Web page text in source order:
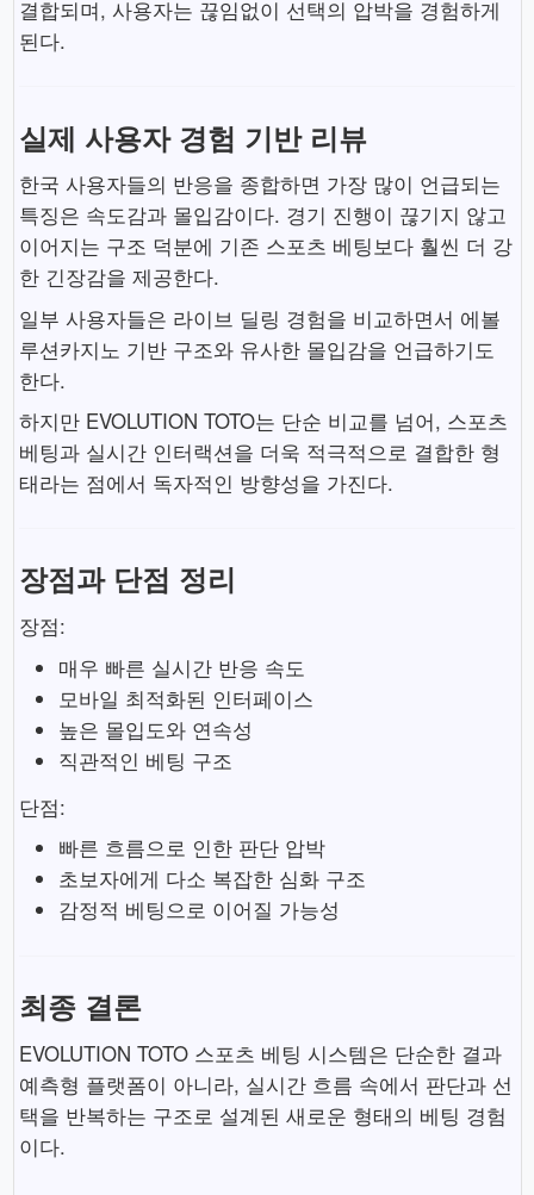
결합되며, 사용자는 끊임없이 선택의 압박을 경험하게
된다.
실제 사용자 경험 기반 리뷰
한국 사용자들의 반응을 종합하면 가장 많이 언급되는
특징은 속도감과 몰입감이다. 경기 진행이 끊기지 않고
이어지는 구조 덕분에 기존 스포츠 베팅보다 훨씬 더 강
한 긴장감을 제공한다.
일부 사용자들은 라이브 딜링 경험을 비교하면서 에볼
루션카지노 기반 구조와 유사한 몰입감을 언급하기도
한다.
하지만 EVOLUTION TOTO는 단순 비교를 넘어, 스포츠
베팅과 실시간 인터랙션을 더욱 적극적으로 결합한 형
태라는 점에서 독자적인 방향성을 가진다.
장점과 단점 정리
장점:
매우 빠른 실시간 반응 속도
모바일 최적화된 인터페이스
높은 몰입도와 연속성
직관적인 베팅 구조
단점:
빠른 흐름으로 인한 판단 압박
초보자에게 다소 복잡한 심화 구조
감정적 베팅으로 이어질 가능성
최종 결론
EVOLUTION TOTO 스포츠 베팅 시스템은 단순한 결과
예측형 플랫폼이 아니라, 실시간 흐름 속에서 판단과 선
택을 반복하는 구조로 설계된 새로운 형태의 베팅 경험
이다.